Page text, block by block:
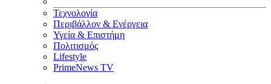
Τεχνολογία
Περιβάλλον & Ενέργεια
Υγεία & Επιστήμη
Πολιτισμός
Lifestyle
PrimeNews TV